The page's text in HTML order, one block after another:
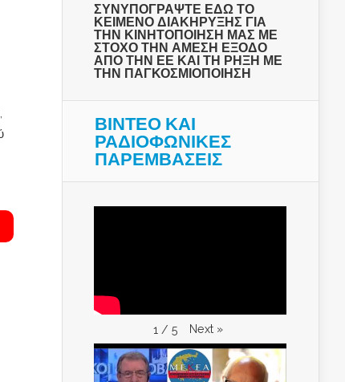
ΣΥΝΥΠΟΓΡΑΨΤΕ ΕΔΩ ΤΟ
ΚΕΙΜΕΝΟ ΔΙΑΚΗΡΥΞΗΣ ΓΙΑ
ΤΗΝ ΚΙΝΗΤΟΠΟΙΗΣΗ ΜΑΣ ΜΕ
ΣΤΟΧΟ ΤΗΝ ΑΜΕΣΗ ΕΞΟΔΟ
ΑΠΟ ΤΗΝ ΕΕ ΚΑΙ ΤΗ ΡΗΞΗ ΜΕ
ΤΗΝ ΠΑΓΚΟΣΜΙΟΠΟΙΗΣΗ
ΒΙΝΤΕΟ ΚΑΙ
ΡΑΔΙΟΦΩΝΙΚΕΣ
ΠΑΡΕΜΒΑΣΕΙΣ
1 / 5 Next »